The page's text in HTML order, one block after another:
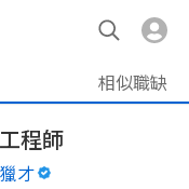
相似職缺
程師
才